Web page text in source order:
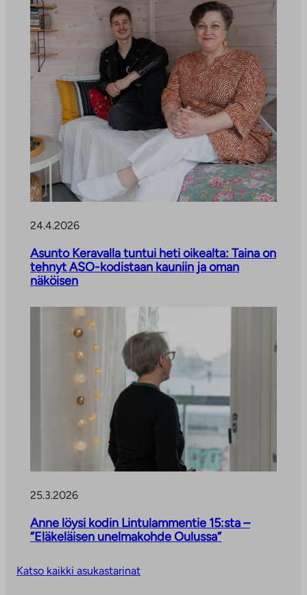
e
e
n
24.4.2026
Asunto Keravalla tuntui heti oikealta: Taina on
tehnyt ASO-kodistaan kauniin ja oman
näköisen
25.3.2026
Anne löysi kodin Lintulammentie 15:sta –
”Eläkeläisen unelmakohde Oulussa”
Katso kaikki asukastarinat